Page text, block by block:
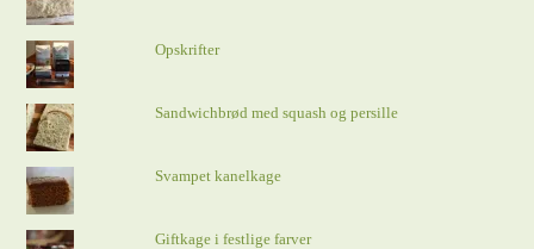
Opskrifter
Sandwichbrød med squash og persille
Svampet kanelkage
Giftkage i festlige farver